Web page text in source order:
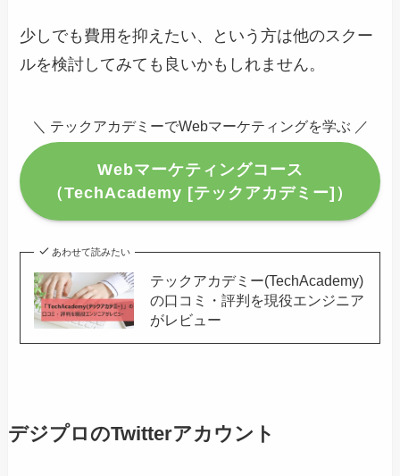
少しでも費用を抑えたい、という方は他のスクー
ルを検討してみても良いかもしれません。
＼ テックアカデミーでWebマーケティングを学ぶ ／
Webマーケティングコース
（TechAcademy [テックアカデミー]）
あわせて読みたい
テックアカデミー(TechAcademy)
の口コミ・評判を現役エンジニア
がレビュー
デジプロのTwitterアカウント